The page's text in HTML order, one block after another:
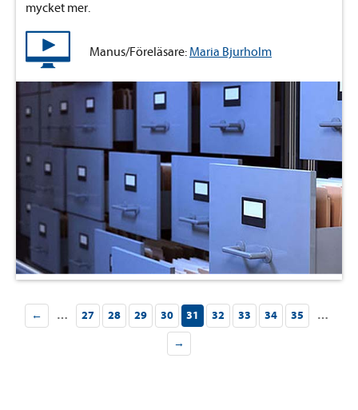
mycket mer.
Manus/Föreläsare: Maria Bjurholm
← … 27 28 29 30 31 32 33 34 35 …
→